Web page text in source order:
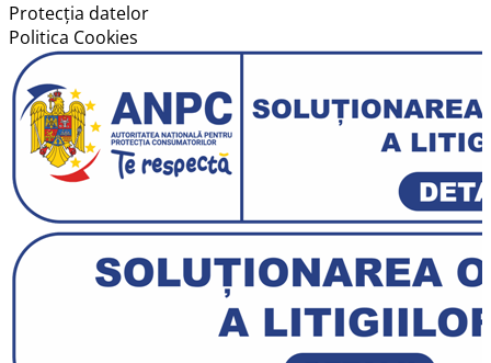
Protecția datelor
Politica Cookies